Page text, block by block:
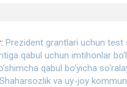
Prezident grantlari uchun test
qabul uchun imtihonlar
qabul bo‘yicha
Shaharsozlik va uy-joy